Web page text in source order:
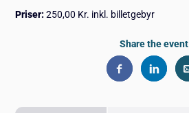
Priser: 250,00 Kr. inkl. billetgebyr
Share the event